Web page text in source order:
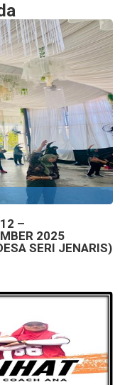
–
2025
SERI JENARIS)